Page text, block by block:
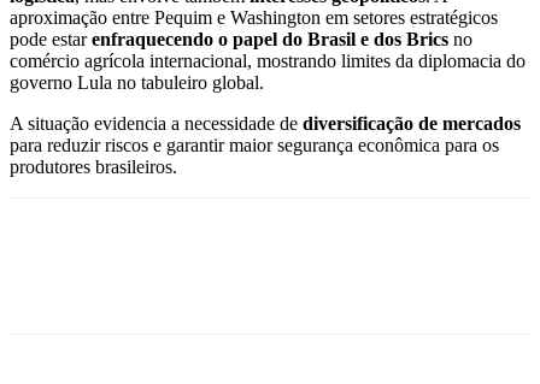
aproximação entre Pequim e Washington em setores estratégicos
pode estarenfraquecendo o papel do Brasil e dos Brics no
comércio agrícola internacional, mostrando limites da diplomacia do
governo Lula no tabuleiro global.
A situação evidencia a necessidade de diversificação de mercados
para reduzir riscos e garantir maior segurança econômica para os
produtores brasileiros.